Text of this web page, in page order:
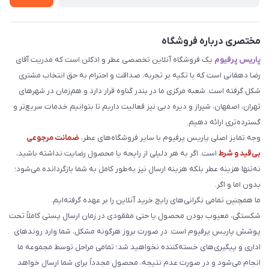
مختصری درباره فروشگاه
پاریس پرفیوم یک فروشگاه آنلاین تخصصی عطر و ادکلن است که مدریت آقای
رضا دهقانی است که با تکیه بر تجربه، صداقت و احترام به حق انتخاب مشتری
شکل گرفته است. شعبه مرکزی ما در بندر گناوه قرار دارد و هم‌زمان در شهرهای
تهران، اصفهان، شیراز و دیره دبی نیز فعالیت داریم تا بتوانیم خدمات سریع‌تر و
گسترده‌تری ارائه دهیم.
وجه تمایز اصلی پاریس پرفیوم با سایر فروشگاه‌های عطر، ضمانت مرجوعی
بی‌قید و شرط است. اگر به هر دلیلی از رایحه یا محصول رضایت نداشته باشید،
نه‌تنها هزینه عطر بلکه هزینه ارسال نیز به‌طور کامل به شما بازگردانده می‌شود؛
بدون اما و اگر.
ما همچنین تمامی نگرانی‌های رایج خرید آنلاین را بر عهده گرفته‌ایم.
شکستگی، معیوب بودن محصول یا حتی مفقودی در زمان ارسال پستی کاملاً تحت
پوشش پاریس پرفیوم است. در صورت بروز هرگونه مشکل، شما وارد روندهای
اداری و پیگیری‌های خسته‌کننده نخواهید شد؛ تمامی مراحل توسط مجموعه ما
انجام می‌شود و در صورت عدم نتیجه، محصول مجدداً برای شما ارسال خواهد